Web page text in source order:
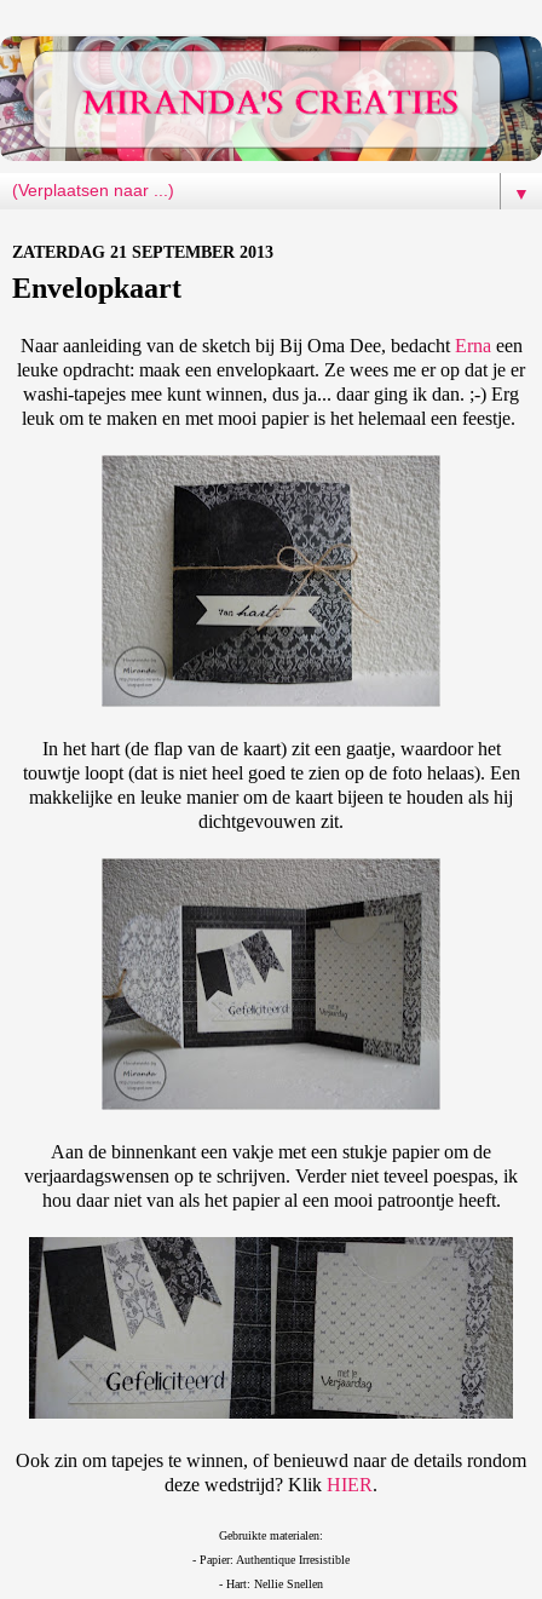
▼
ZATERDAG 21 SEPTEMBER 2013
Envelopkaart
Naar aanleiding van de sketch bij Bij Oma Dee, bedacht Erna een
leuke opdracht: maak een envelopkaart. Ze wees me er op dat je er
washi-tapejes mee kunt winnen, dus ja... daar ging ik dan. ;-) Erg
leuk om te maken en met mooi papier is het helemaal een feestje.
In het hart (de flap van de kaart) zit een gaatje, waardoor het
touwtje loopt (dat is niet heel goed te zien op de foto helaas). Een
makkelijke en leuke manier om de kaart bijeen te houden als hij
dichtgevouwen zit.
Aan de binnenkant een vakje met een stukje papier om de
verjaardagswensen op te schrijven. Verder niet teveel poespas, ik
hou daar niet van als het papier al een mooi patroontje heeft.
Ook zin om tapejes te winnen, of benieuwd naar de details rondom
deze wedstrijd? Klik HIER.
Gebruikte materialen:
- Papier: Authentique Irresistible
- Hart: Nellie Snellen